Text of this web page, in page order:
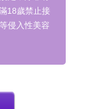
18歲禁止接
侵入性美容